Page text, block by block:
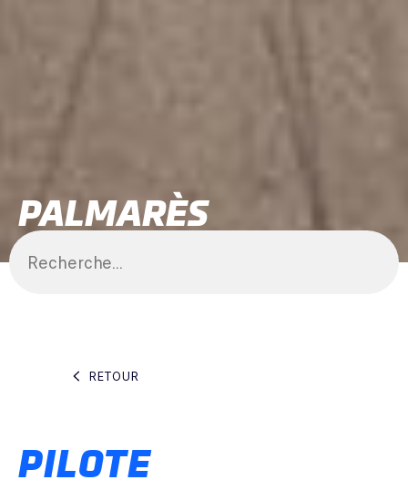
PALMARÈS
RETOUR
PILOTE